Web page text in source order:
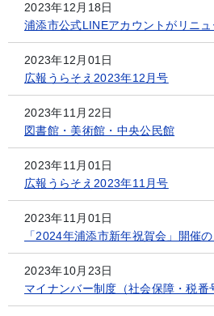
2023年12月18日
浦添市公式LINEアカウントがリニュ
2023年12月01日
広報うらそえ2023年12月号
2023年11月22日
図書館・美術館・中央公民館
2023年11月01日
広報うらそえ2023年11月号
2023年11月01日
「2024年浦添市新年祝賀会」開催
2023年10月23日
マイナンバー制度（社会保障・税番